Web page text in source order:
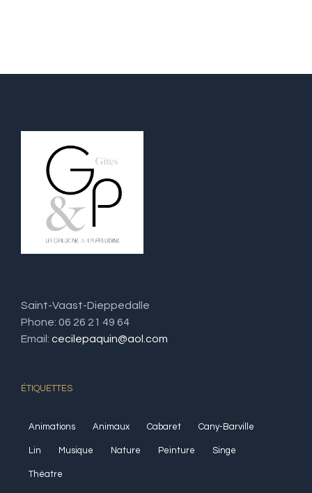
Saint-Vaast-Dieppedalle
Phone: 06 26 21 49 64
Email: cecilepaquin@aol.com
ÉTIQUETTES
Animations Animaux Cabaret Cany-Barville
Lin Musique Nature Peinture Singe
Théatre